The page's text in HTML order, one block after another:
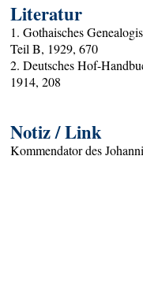
Literatur
1. Gothaisches
Teil B, 1929, 670
2. Deutsches Hof-
1914, 208
Notiz / Link
Kommendator des